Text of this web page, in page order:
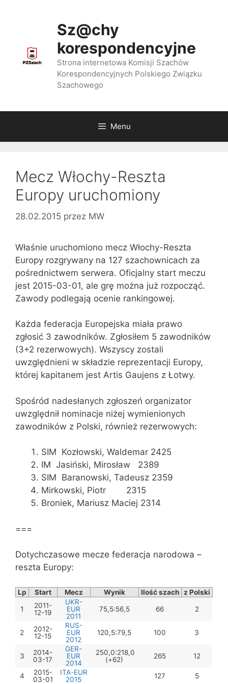
Sz@chy
korespondencyjne
Strona internetowa Komisji Szachów
Korespondencyjnych Polskiego Związku
Szachowego
Menu
Mecz Włochy-Reszta
Europy uruchomiony
28.02.2015 przez MW
Właśnie uruchomiono mecz Włochy-Reszta
Europy rozgrywany na 127 szachownicach za
pośrednictwem serwera. Oficjalny start meczu
jest 2015-03-01, ale grę można już rozpocząć.
Zawody podlegają ocenie rankingowej.
Każda federacja Europejska miała prawo
zgłosić 3 zawodników. Zgłosiłem 5 zawodników
(3+2 rezerwowych). Wszyscy zostali
uwzględnieni w składzie reprezentacji Europy,
której kapitanem jest Artis Gaujens z Łotwy.
Spośród nadesłanych zgłoszeń organizator
uwzględnił nominacje niżej wymienionych
zawodników z Polski, również rezerwowych:
SIM Kozłowski, Waldemar 2425
IM Jasiński, Mirosław 2389
SIM Baranowski, Tadeusz 2359
Mirkowski, Piotr 2315
Broniek, Mariusz Maciej 2314
===
Dotychczasowe mecze federacja narodowa –
reszta Europy:
Lp Start Mecz Wynik Ilość szach z Polski
1
2011-
12-19
UKR-
EUR
2011
75,5:56,5 66 2
2
2012-
12-15
RUS-
EUR
2012
120,5:79,5 100 3
3
2014-
03-17
GER-
EUR
2014
250,0:218,0
(+62)
265 12
4
2015-
03-01
ITA-EUR
2015
127 5